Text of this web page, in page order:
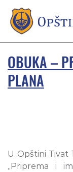
OBUKA –
PLANA
U Opštini Tivat
„Priprema i